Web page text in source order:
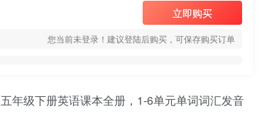
立即购买
您当前未登录！建议登陆后购买，可保存购买订单
五年级下册英语课本全册，1-6单元单词词汇发音